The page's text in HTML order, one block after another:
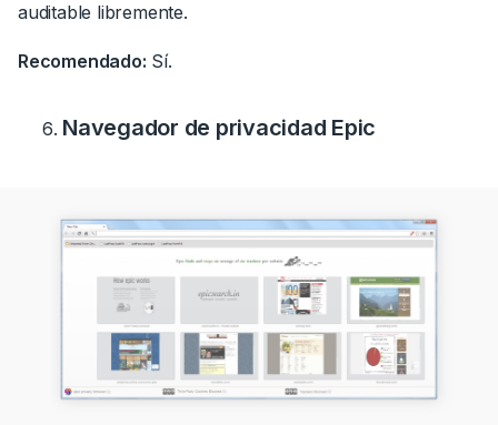
auditable libremente.
Recomendado: Sí.
Navegador de privacidad Epic